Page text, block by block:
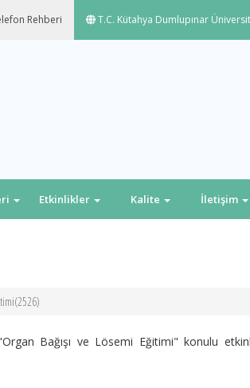
Rehberi T.C. Kütahya Dumlupınar
Etkinlikler Kalite İletişim
Bağışı ve Lösemi Eğitimi" konulu